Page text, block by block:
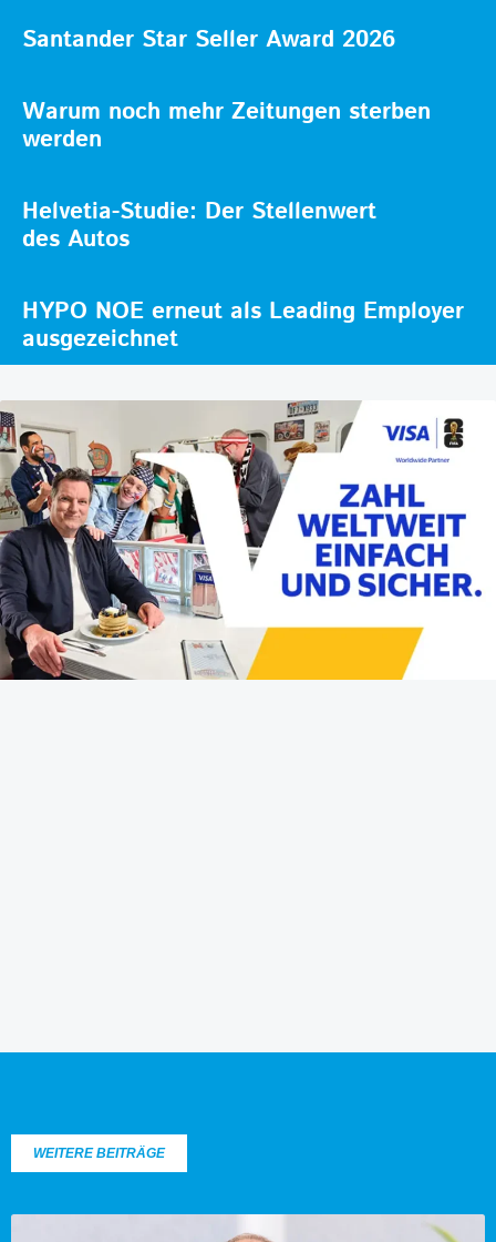
Santander Star Seller Award 2026
Warum noch mehr Zeitungen sterben
werden
Helvetia-Studie: Der Stellenwert
des Autos
HYPO NOE erneut als Leading Employer
ausgezeichnet
WEITERE BEITRÄGE